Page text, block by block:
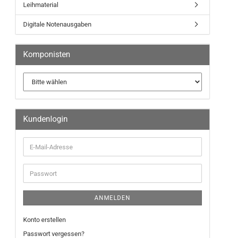
Leihmaterial
Digitale Notenausgaben
Komponisten
Kundenlogin
ANMELDEN
Konto erstellen
Passwort vergessen?